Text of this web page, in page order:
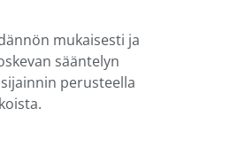
mukaisesti ja
sääntelyn
perusteella